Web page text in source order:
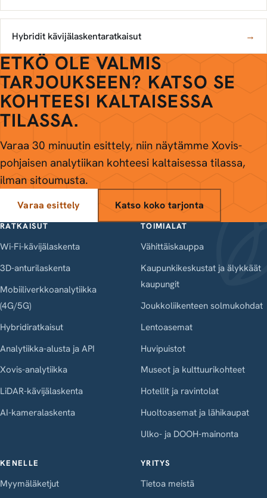
Hybridit kävijälaskentaratkaisut →
ETKÖ OLE VALMIS
TARJOUKSEEN? KATSO SE
KOHTEESI KALTAISESSA
TILASSA.
Varaa 30 minuutin esittely, niin näytämme Xovis-
pohjaisen analytiikan kohteesi kaltaisessa tilassa,
ilman sitoumusta.
Varaa esittely Katso koko tarjonta
RATKAISUT
Wi-Fi-kävijälaskenta
3D-anturilaskenta
Mobiiliverkkoanalytiikka
(4G/5G)
Hybridiratkaisut
Analytiikka-alusta ja API
Xovis-analytiikka
LiDAR-kävijälaskenta
AI-kameralaskenta
TOIMIALAT
Vähittäiskauppa
Kaupunkikeskustat ja älykkäät
kaupungit
Joukkoliikenteen solmukohdat
Lentoasemat
Huvipuistot
Museot ja kulttuurikohteet
Hotellit ja ravintolat
Huoltoasemat ja lähikaupat
Ulko- ja DOOH-mainonta
KENELLE
Myymäläketjut
YRITYS
Tietoa meistä